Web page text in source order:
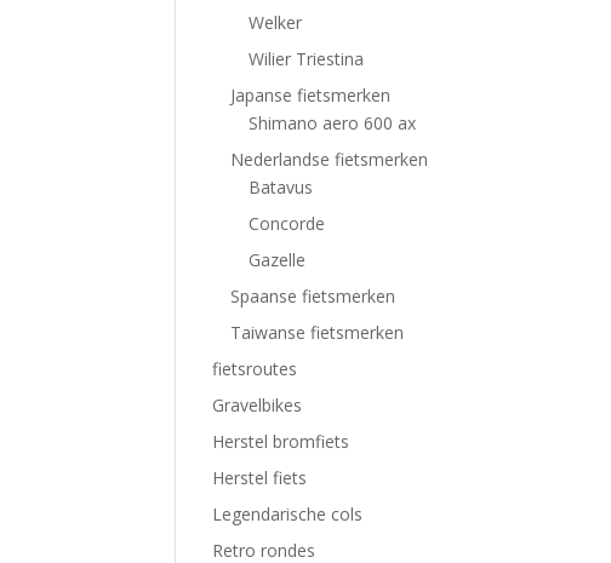
Welker
Wilier Triestina
Japanse fietsmerken
Shimano aero 600 ax
Nederlandse fietsmerken
Batavus
Concorde
Gazelle
Spaanse fietsmerken
Taiwanse fietsmerken
fietsroutes
Gravelbikes
Herstel bromfiets
Herstel fiets
Legendarische cols
Retro rondes